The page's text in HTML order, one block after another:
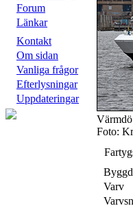
Forum
Länkar
Kontakt
Om sidan
Vanliga frågor
Efterlysningar
Uppdateringar
Foto:
Byggd
Varv